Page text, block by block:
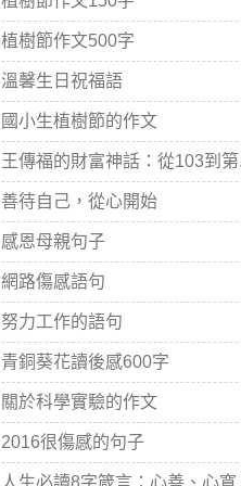
植樹節作文500字
溫馨生日祝福語
國小生植樹節的作文
王傳福的財富神話：從103到第
善待自己，從心開始
感恩母親句子
網路傷感語句
努力工作的語句
青銅葵花讀後感600字
關於科學實驗的作文
2016很傷感的句子
人生必讀8字箴言：心善、心寬